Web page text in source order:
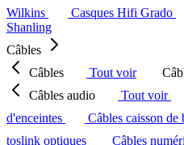
Wilkins
Casques Hifi Grado
Shanling
Câbles
Câbles
Tout voir
Câbles audio
Tout voir
d'enceintes
Câbles caisson de
toslink optiques
Câbles